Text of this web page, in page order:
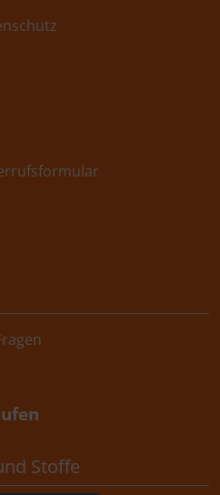
Stoffe